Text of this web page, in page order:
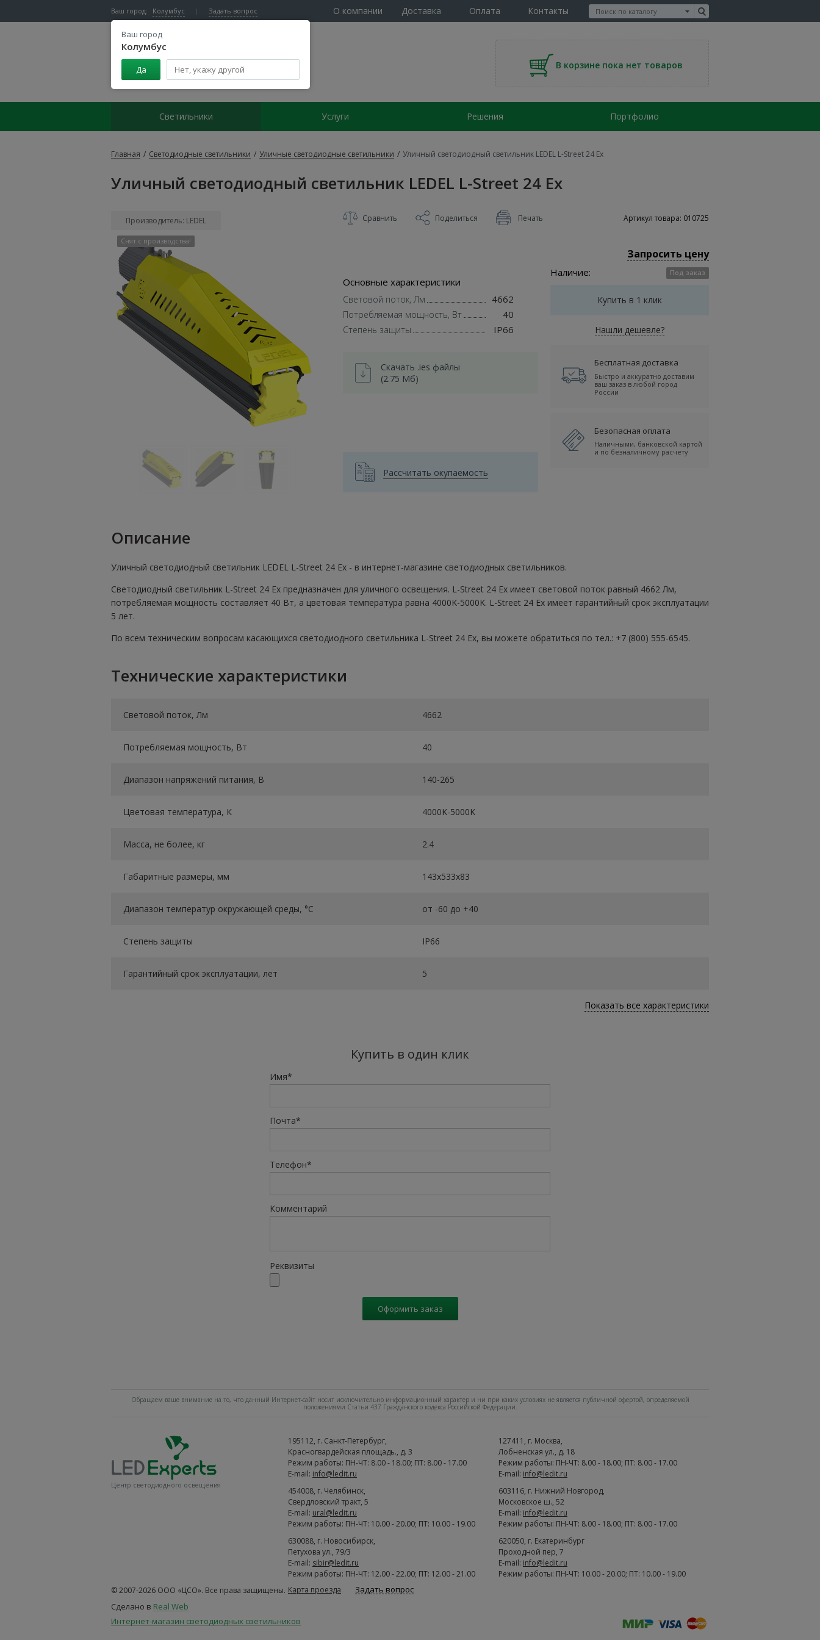
Ваш город: Колумбус
Ваш город
Колумбус
Да
Задать вопрос О компании Доставка Оплата Контакты
Центр светодиодного освещения
В корзине пока нет товаров
Светильники Услуги Решения Портфолио
Главная / Светодиодные светильники / Уличные светодиодные светильники / Уличный светодиодный светильник LEDEL L-Street 24 Ex
Уличный светодиодный светильник LEDEL L-Street 24 Ex
Производитель: LEDEL
Снят с производства!
Сравнить Поделиться Печать Артикул товара: 010725
Основные характеристики
Световой поток, Лм 4662
Потребляемая мощность, Вт 40
Степень защиты IP66
Скачать .ies файлы
(2.75 Мб)
Рассчитать окупаемость
Запросить цену
Наличие: Под заказ
Купить в 1 клик
Нашли дешевле?
Бесплатная доставка
Быстро и аккуратно доставим
ваш заказ в любой город
России
Безопасная оплата
Наличными, банковской картой
и по безналичному расчету
Описание
Уличный светодиодный светильник LEDEL L-Street 24 Ex - в интернет-магазине светодиодных светильников.
Светодиодный светильник L-Street 24 Ex предназначен для уличного освещения. L-Street 24 Ex имеет световой поток равный 4662 Лм,
потребляемая мощность составляет 40 Вт, а цветовая температура равна 4000K-5000K. L-Street 24 Ex имеет гарантийный срок эксплуатации
5 лет.
По всем техническим вопросам касающихся светодиодного светильника L-Street 24 Ex, вы можете обратиться по тел.: +7 (800) 555-6545.
Технические характеристики
Световой поток, Лм 4662
Потребляемая мощность, Вт 40
Диапазон напряжений питания, В 140-265
Цветовая температура, К 4000K-5000K
Масса, не более, кг 2.4
Габаритные размеры, мм 143х533х83
Диапазон температур окружающей среды, °C от -60 до +40
Степень защиты IP66
Гарантийный срок эксплуатации, лет 5
Показать все характеристики
Купить в один клик
Имя*
Почта*
Телефон*
Комментарий
Реквизиты
Оформить заказ
Обращаем ваше внимание на то, что данный Интернет-сайт носит исключительно информационный характер и ни при каких условиях не является публичной офертой, определяемой
положениями Статьи 437 Гражданского кодекса Российской Федерации.
Центр светодиодного освещения
195112, г. Cанкт-Петербург,
Красногвардейская площадь., д. 3
Режим работы: ПН-ЧТ: 8.00 - 18.00; ПТ: 8.00 - 17.00
E-mail: info@ledit.ru
127411 , г. Москва,
Лобненская ул., д. 18
Режим работы: ПН-ЧТ: 8.00 - 18.00; ПТ: 8.00 - 17.00
E-mail: info@ledit.ru
454008, г. Челябинск,
Свердловский тракт, 5
E-mail: ural@ledit.ru
Режим работы: ПН-ЧТ: 10.00 - 20.00; ПТ: 10.00 - 19.00
603116, г. Нижний Новгород,
Московское ш., 52
E-mail: info@ledit.ru
Режим работы: ПН-ЧТ: 8.00 - 18.00; ПТ: 8.00 - 17.00
630088, г. Новосибирск,
Петухова ул., 79/3
E-mail: sibir@ledit.ru
Режим работы: ПН-ЧТ: 12.00 - 22.00; ПТ: 12.00 - 21.00
620050, г. Екатеринбург
Проходной пер, 7
E-mail: info@ledit.ru
Режим работы: ПН-ЧТ: 10.00 - 20.00; ПТ: 10.00 - 19.00
Карта проезда
Задать вопрос
© 2007-2026 ООО «ЦСО». Все права защищены.
Сделано в Real Web
Интернет-магазин светодиодных светильников